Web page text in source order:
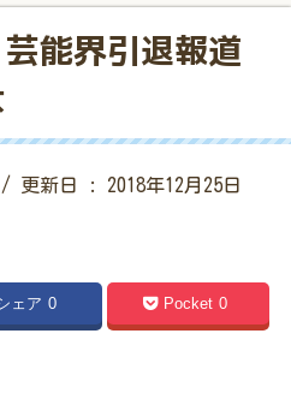
能界引退報道
/ 更新日 : 2018年12月25日
ェア 0 Pocket 0